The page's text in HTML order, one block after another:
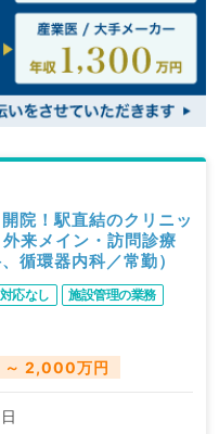
院！駅直結のクリニッ
来メイン・訪問診療
循環器内科／常勤）
応なし
施設管理の業務
～ 2,000万円